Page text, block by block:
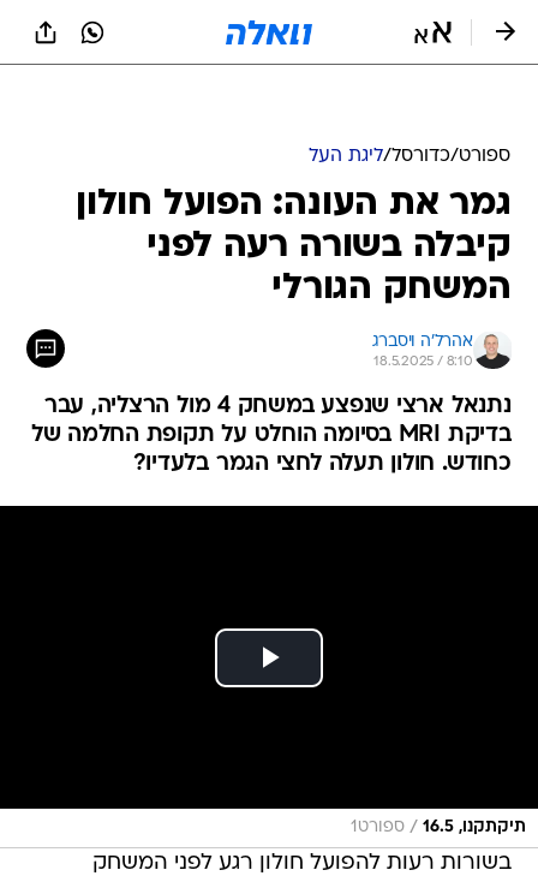
ספורט/כדורסל/ליגת העל
גמר את העונה: הפועל חולון
קיבלה בשורה רעה לפני
המשחק הגורלי
אהרל'ה ויסברג
18.5.2025 / 8:10
נתנאל ארצי שנפצע במשחק 4 מול הרצליה, עבר
בדיקת MRI בסיומה הוחלט על תקופת החלמה של
כחודש. חולון תעלה לחצי הגמר בלעדיו?
תיקתקנו, 16.5 / ספורט1
בשורות רעות להפועל חולון רגע לפני המשחק